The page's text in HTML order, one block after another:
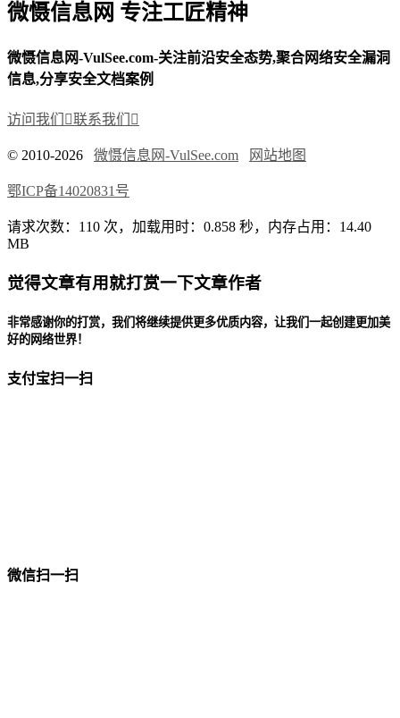
微慑信息网 专注工匠精神
微慑信息网-VulSee.com-关注前沿安全态势,聚合网络安全漏洞
信息,分享安全文档案例
访问我们 联系我们 
© 2010-2026 微慑信息网-VulSee.com 网站地图
鄂ICP备14020831号
请求次数：110 次，加载用时：0.858 秒，内存占用：14.40
MB
觉得文章有用就打赏一下文章作者
非常感谢你的打赏，我们将继续提供更多优质内容，让我们一起创建更加美
好的网络世界！
支付宝扫一扫
微信扫一扫